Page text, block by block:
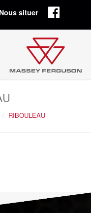
Nous situer
RIBOULEAU